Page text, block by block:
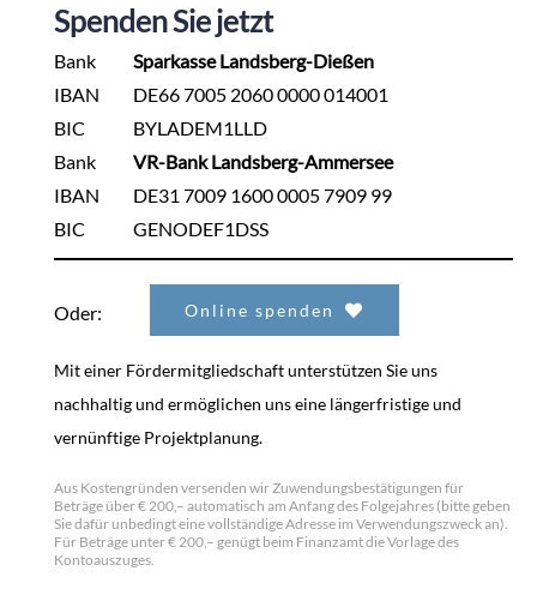
Spenden Sie jetzt
Bank
IBAN
BIC
Sparkasse Landsberg-Dießen
DE66 7005 2060 0000 014001
BYLADEM1LLD
Bank
IBAN
BIC
VR-Bank Landsberg-Ammersee
DE31 7009 1600 0005 7909 99
GENODEF1DSS
Oder: Online spenden
Mit einer Fördermitgliedschaft unterstützen Sie uns
nachhaltig und ermöglichen uns eine längerfristige und
vernünftige Projektplanung.
Aus Kostengründen versenden wir Zuwendungsbestätigungen für
Beträge über € 200,– automatisch am Anfang des Folgejahres (bitte geben
Sie dafür unbedingt eine vollständige Adresse im Verwendungszweck an).
Für Beträge unter € 200,– genügt beim Finanzamt die Vorlage des
Kontoauszuges.